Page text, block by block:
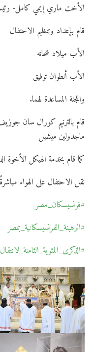
الأخت ماري إيمي كامل-
قام بإعداد وتنظيم الاحتفال
الأب ميلاد شحاته
الأب أنطوان توفيق
واللجنة المساعدة لهما.
قام بالترنيم كورال سان
ماجدولين ميشيل
كما قام بخدمة الهيكل الأخوة
نقل الاحتفال على الهواء
#فرنسيسكان_مصر
#الرهبنة_الفرنسيسكانية_بمصر